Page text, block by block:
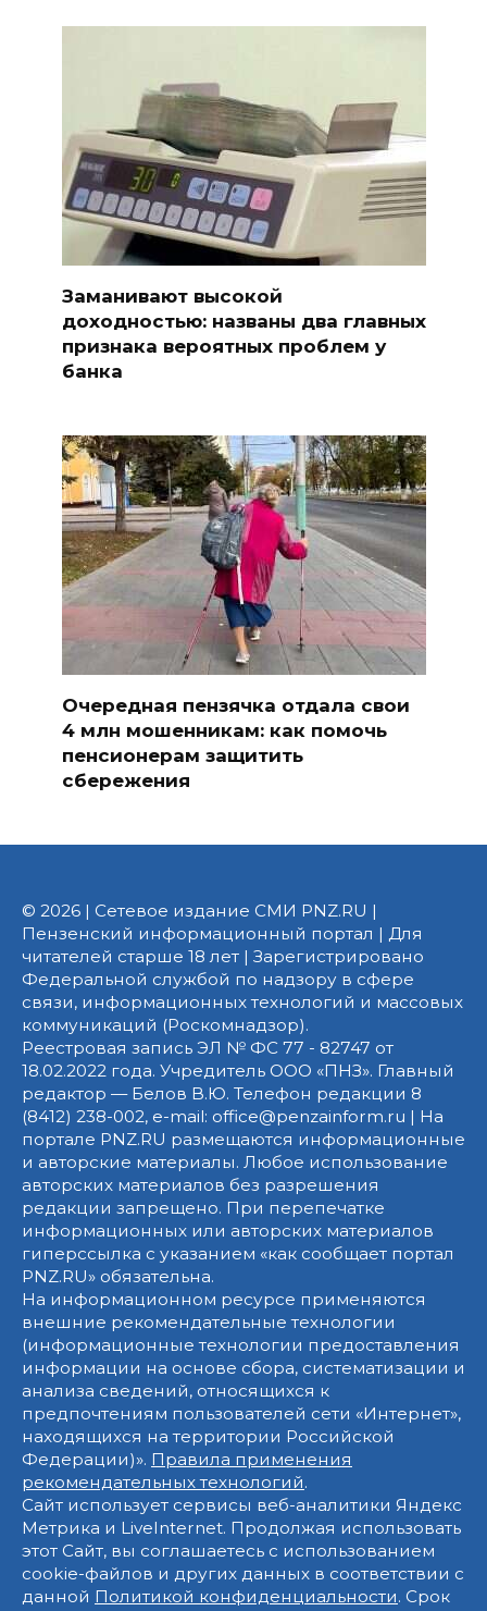
Заманивают высокой
доходностью: названы два главных
признака вероятных проблем у
банка
Очередная пензячка отдала свои
4 млн мошенникам: как помочь
пенсионерам защитить
сбережения
© 2026 | Сетевое издание СМИ PNZ.RU |
Пензенский информационный портал | Для
читателей старше 18 лет | Зарегистрировано
Федеральной службой по надзору в сфере
связи, информационных технологий и массовых
коммуникаций (Роскомнадзор).
Реестровая запись ЭЛ № ФС 77 - 82747 от
18.02.2022 года. Учредитель ООО «ПНЗ». Главный
редактор — Белов В.Ю. Телефон редакции 8
(8412) 238-002, e-mail: office@penzainform.ru | На
портале PNZ.RU размещаются информационные
и авторские материалы. Любое использование
авторских материалов без разрешения
редакции запрещено. При перепечатке
информационных или авторских материалов
гиперссылка с указанием «как сообщает портал
PNZ.RU» обязательна.
На информационном ресурсе применяются
внешние рекомендательные технологии
(информационные технологии предоставления
информации на основе сбора, систематизации и
анализа сведений, относящихся к
предпочтениям пользователей сети «Интернет»,
находящихся на территории Российской
Федерации)». Правила применения
рекомендательных технологий.
Сайт использует сервисы веб-аналитики Яндекс
Метрика и LiveInternet. Продолжая использовать
этот Сайт, вы соглашаетесь с использованием
cookie-файлов и других данных в соответствии с
данной Политикой конфиденциальности. Срок